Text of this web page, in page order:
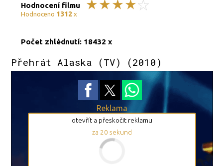
Hodnocení filmu
Hodnoceno 1312x
Počet zhlédnutí: 18432 x
Přehrát Alaska (TV) (2010)
Reklama
otevřít a přeskočit reklamu
za 19 sekund